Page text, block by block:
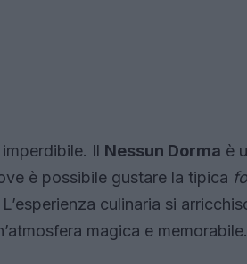
Il Nessun Dorma è
è possibile gustare la tipica
culinaria si
magica e memorabile.